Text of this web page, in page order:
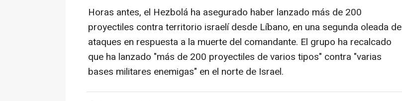
Horas antes, el Hezbolá ha asegurado haber lanzado más de 200
proyectiles contra territorio israelí desde Líbano, en una segunda oleada de
ataques en respuesta a la muerte del comandante. El grupo ha recalcado
que ha lanzado "más de 200 proyectiles de varios tipos" contra "varias
bases militares enemigas" en el norte de Israel.